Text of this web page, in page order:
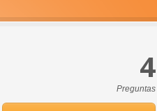
4
Preguntas